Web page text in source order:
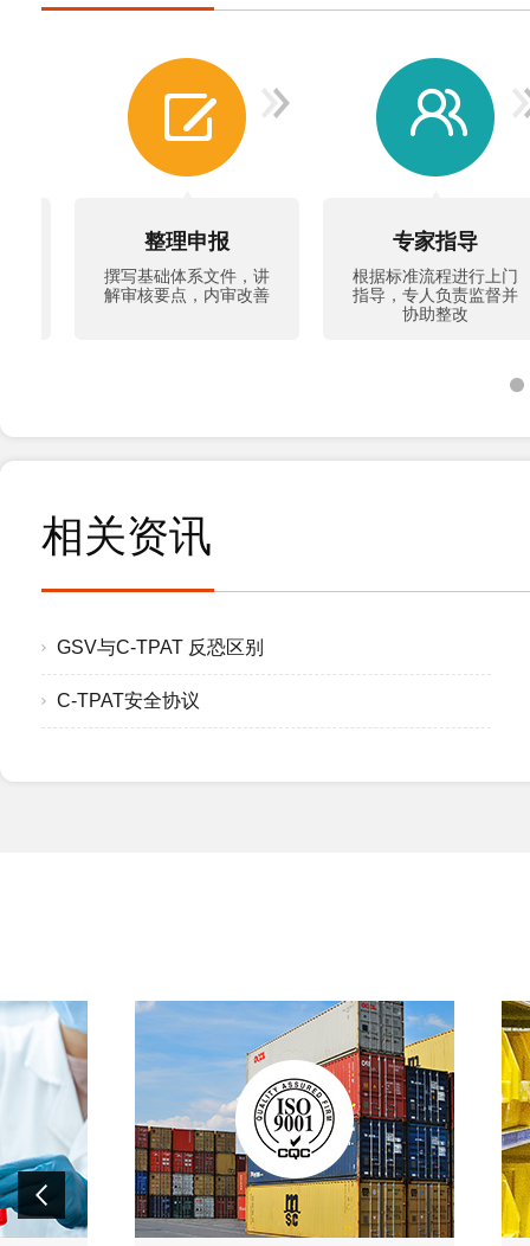
整理申报
撰写基础体系文件，讲
解审核要点，内审改善
专家指导
根据标准流程进行上门
指导，专人负责监督并
协助整改
相关资讯
GSV与C-TPAT 反恐区别
C-TPAT安全协议